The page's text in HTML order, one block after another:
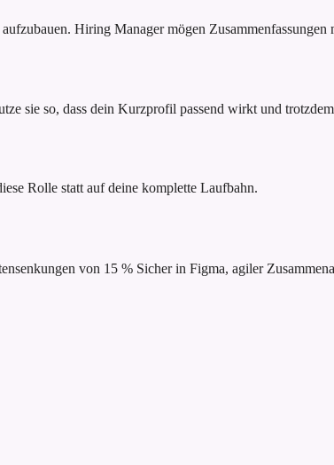
Hiring Manager mögen Zusammenfassungen
sie so, dass dein Kurzprofil passend wirkt und
Rolle statt auf deine komplette Laufbahn.
von 15 % Sicher in Figma, agiler